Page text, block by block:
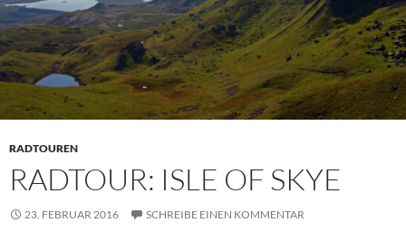
RADTOUREN
RADTOUR: ISLE OF SKYE
23. FEBRUAR 2016 SCHREIBE EINEN KOMMENTAR